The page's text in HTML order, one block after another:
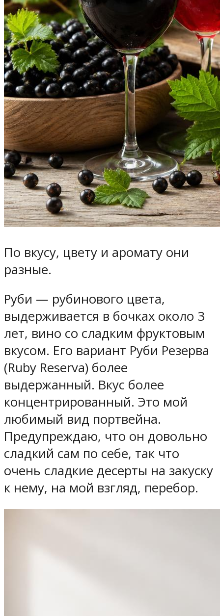
По вкусу, цвету и аромату они
разные.
Руби — рубинового цвета,
выдерживается в бочках около 3
лет, вино со сладким фруктовым
вкусом. Его вариант Руби Резерва
(Ruby Reserva) более
выдержанный. Вкус более
концентрированный. Это мой
любимый вид портвейна.
Предупреждаю, что он довольно
сладкий сам по себе, так что
очень сладкие десерты на закуску
к нему, на мой взгляд, перебор.